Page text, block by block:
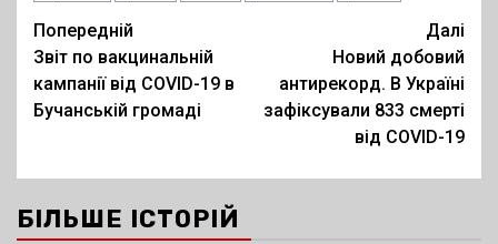
Post
navigation
Попередній
Звіт по вакцинальній
кампанії від COVID-19 в
Бучанській громаді
Далі
Новий добовий
антирекорд. В Україні
зафіксували 833 смерті
від COVID-19
БІЛЬШЕ ІСТОРІЙ